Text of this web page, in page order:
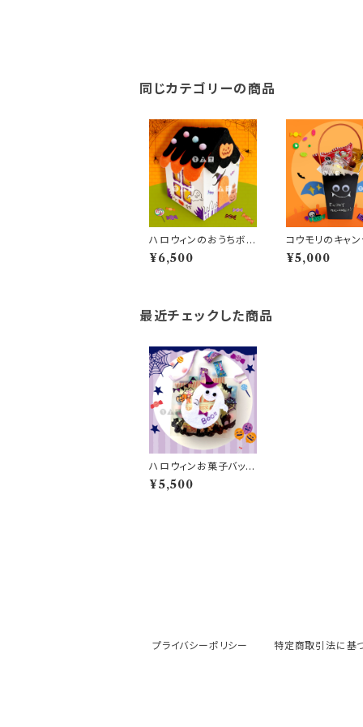
同じカテゴリーの商品
ハロウィンのおうちボッ
クス（10人分）
¥6,500
コウモリのキャン
ッグ（10人分）
¥5,000
最近チェックした商品
ハロウィンお菓子バッグ
（10人分）
¥5,500
プライバシーポリシー 特定商取引法に基